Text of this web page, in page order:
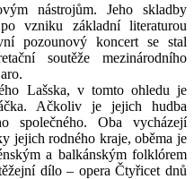
nástrojům. Jeho skladby
vzniku základní literaturou
pozounový koncert se stal
soutěže mezinárodního
Lašska, v tomto ohledu je
Ačkoliv je jejich hudba
společného. Oba vycházejí
jejich rodného kraje, oběma je
a balkánským folklórem
dílo – opera Čtyřicet dnů